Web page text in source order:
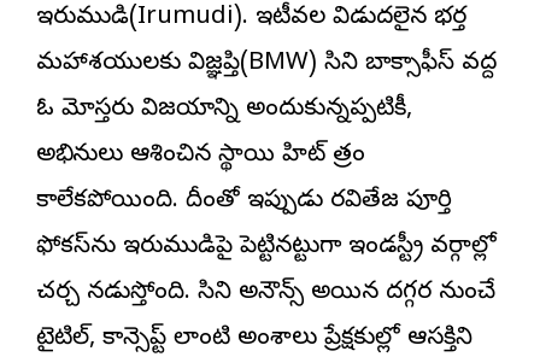
ఇరుముడి(Irumudi). ఇటీవల విడుదలైన భర్త
మహాశయులకు విజ్ఞప్తి(BMW) సినిమా బాక్సాఫీస్ వద్ద
ఓ మోస్తరు విజయాన్ని అందుకున్నప్పటికీ,
అభిమానులు ఆశించిన స్థాయి హిట్ మాత్రం
కాలేకపోయింది. దీంతో ఇప్పుడు రవితేజ పూర్తి
ఫోకస్‌ను ఇరుముడిపై పెట్టినట్టుగా ఇండస్ట్రీ వర్గాల్లో
చర్చ నడుస్తోంది. సినిమా అనౌన్స్ అయిన దగ్గర నుంచే
టైటిల్, కాన్సెప్ట్ లాంటి అంశాలు ప్రేక్షకుల్లో ఆసక్తిని